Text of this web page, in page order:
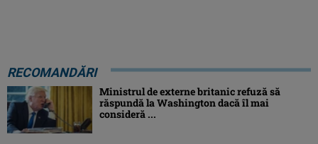
RECOMANDĂRI
Ministrul de externe britanic refuză să
răspundă la Washington dacă îl mai
consideră ...